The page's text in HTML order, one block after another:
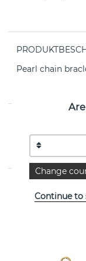
Pearl chain
Kollektion:
Change
Continue to